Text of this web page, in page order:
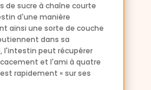
de sucre à chaîne courte
d'une manière
ainsi une sorte de couche
dans sa
l'intestin peut récupérer
et l'ami à quatre
rapidement « sur ses